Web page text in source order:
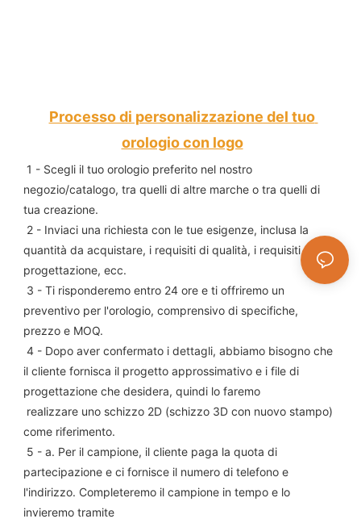
Processo di personalizzazione del tuo
orologio con logo
1 - Scegli il tuo orologio preferito nel nostro
negozio/catalogo, tra quelli di altre marche o tra quelli di
tua creazione.
quantità da acquistare, i requisiti di qualità, i requisiti di
progettazione, ecc.
preventivo per l'orologio, comprensivo di specifiche,
prezzo e MOQ.
il cliente fornisca il progetto approssimativo e i file di
progettazione che desidera, quindi lo faremo
come riferimento.
partecipazione e ci fornisce il numero di telefono e
l'indirizzo. Completeremo il campione in tempo e lo
invieremo tramite